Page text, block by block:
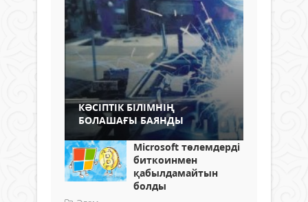
КӘСІПТІК БІЛІМНІҢ
БОЛАШАҒЫ БАЯНДЫ
Microsoft төлемдерді
биткоинмен
қабылдамайтын
болды